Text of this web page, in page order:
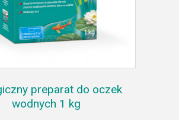
preparat do oczek
wodnych 1 kg